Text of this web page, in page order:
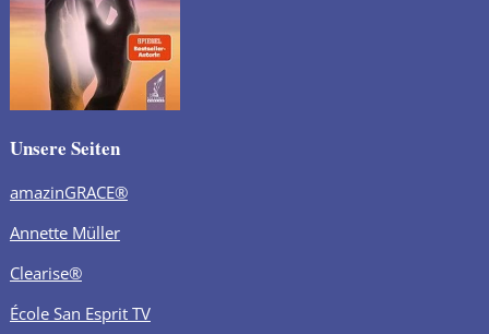
Unsere Seiten
amazinGRACE®
Annette Müller
Clearise®
École San Esprit TV